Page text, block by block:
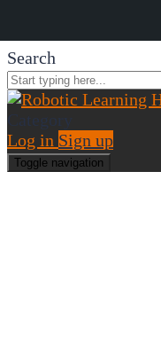
Search
Category
Log in Sign up
Toggle navigation